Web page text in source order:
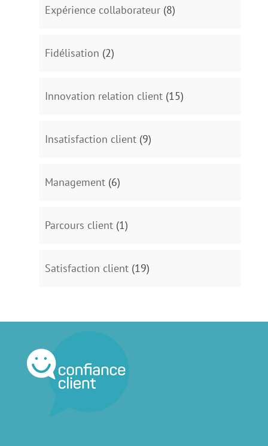
Expérience collaborateur(8)
Fidélisation (2)
Innovation relation client(15)
Insatisfaction client(9)
Management(6)
Parcours client(1)
Satisfaction client(19)